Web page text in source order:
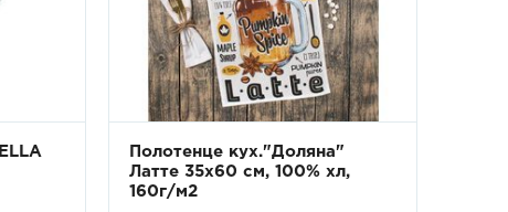
Полотенце кух."Доляна"
Латте 35х60 см, 100% хл,
160г/м2